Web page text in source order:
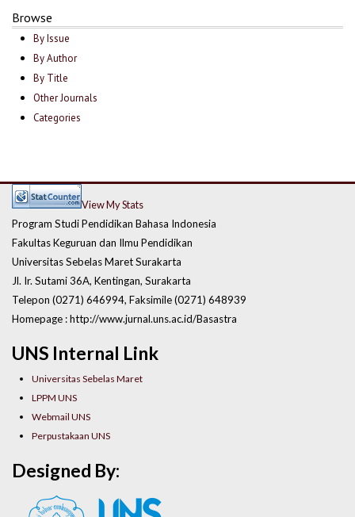
Browse
By Issue
By Author
By Title
Other Journals
Categories
UNS Internal Link
Universitas Sebelas Maret
LPPM UNS
Webmail UNS
Perpustakaan UNS
View My Stats
Program Studi Pendidikan Bahasa Indonesia
Fakultas Keguruan dan Ilmu Pendidikan
Universitas Sebelas Maret Surakarta
Jl. Ir. Sutami 36A, Kentingan, Surakarta
Telepon (0271) 646994, Faksimile (0271) 648939
Homepage : http://www.jurnal.uns.ac.id/Basastra
Designed By: